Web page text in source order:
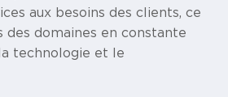
aux besoins des clients, ce
des domaines en constante
technologie et le